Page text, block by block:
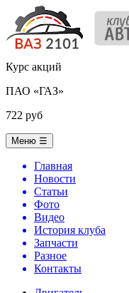
Курс акций
ПАО «ГАЗ»
722 руб
Меню ☰
Главная
Новости
Статьи
Фото
Видео
История клуба
Запчасти
Разное
Контакты